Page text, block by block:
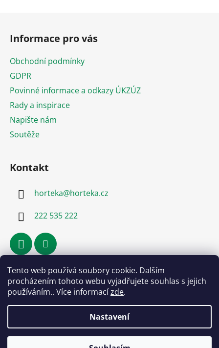
Tento web používá soubory cookie. Dalším
procházením tohoto webu vyjadřujete souhlas s jejich
používáním.. Více informacízde.
Nastavení
Informace pro vás
Obchodní podmínky
GDPR
Povinné informace a odkazy ÚKZÚZ
Rady a inspirace
Napište nám
Soutěže
Kontakt
horteka@horteka.cz
222 535 222
Přijímáme online platby